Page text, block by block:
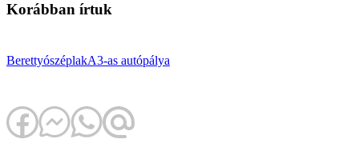
Korábban írtuk
BerettyószéplakA3-as autópálya